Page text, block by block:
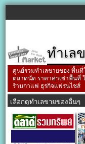
ทำเล
ศูนย์รวมทำเลขายของ พื้น
ตลาดนัด ราคาค่าเช่าพื้นที่
ร้านกาแฟ ธุรกิจแฟรนไชส์